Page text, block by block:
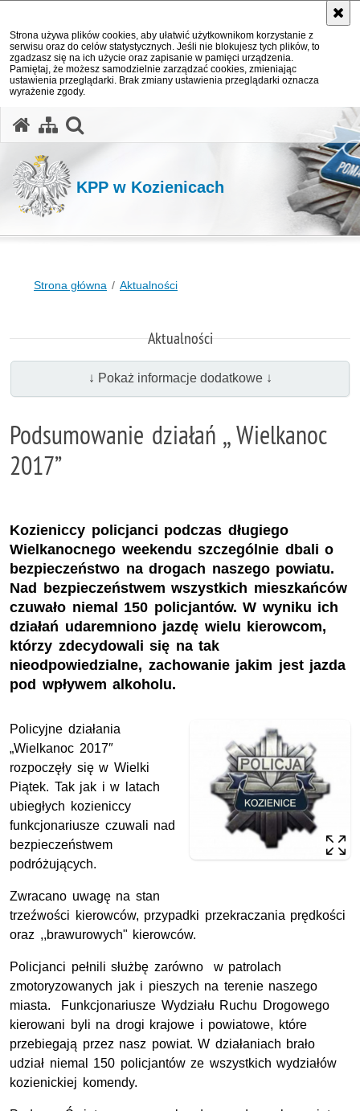
Strona używa plików cookies, aby ułatwić użytkownikom korzystanie z
serwisu oraz do celów statystycznych. Jeśli nie blokujesz tych plików, to
zgadzasz się na ich użycie oraz zapisanie w pamięci urządzenia.
Pamiętaj, że możesz samodzielnie zarządzać cookies, zmieniając
ustawienia przeglądarki. Brak zmiany ustawienia przeglądarki oznacza
wyrażenie zgody.
KPP w Kozienicach
Strona główna Aktualności
Aktualności
↓ Pokaż informacje dodatkowe ↓
Podsumowanie działań ,, Wielkanoc
2017”
Kozieniccy policjanci podczas długiego
Wielkanocnego weekendu szczególnie dbali o
bezpieczeństwo na drogach naszego powiatu.
Nad bezpieczeństwem wszystkich mieszkańców
czuwało niemal 150 policjantów. W wyniku ich
działań udaremniono jazdę wielu kierowcom,
którzy zdecydowali się na tak
nieodpowiedzialne, zachowanie jakim jest jazda
pod wpływem alkoholu.
Policyjne działania
„Wielkanoc 2017″
rozpoczęły się w Wielki
Piątek. Tak jak i w latach
ubiegłych kozieniccy
funkcjonariusze czuwali nad
bezpieczeństwem
podróżujących.
Zwracano uwagę na stan
trzeźwości kierowców, przypadki przekraczania prędkości
oraz ,,brawurowych" kierowców.
Policjanci pełnili służbę zarówno w patrolach
zmotoryzowanych jak i pieszych na terenie naszego
miasta. Funkcjonariusze Wydziału Ruchu Drogowego
kierowani byli na drogi krajowe i powiatowe, które
przebiegają przez nasz powiat. W działaniach brało
udział niemal 150 policjantów ze wszystkich wydziałów
kozienickiej komendy.